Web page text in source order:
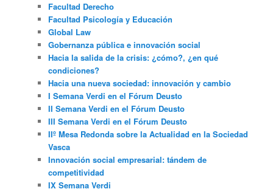
Facultad Derecho
Facultad Psicología y Educación
Global Law
Gobernanza pública e innovación social
Hacia la salida de la crisis: ¿cómo?, ¿en qué
condiciones?
Hacia una nueva sociedad: innovación y cambio
I Semana Verdi en el Fórum Deusto
II Semana Verdi en el Fórum Deusto
III Semana Verdi en el Fórum Deusto
IIº Mesa Redonda sobre la Actualidad en la Sociedad
Vasca
Innovación social empresarial: tándem de
competitividad
IX Semana Verdi